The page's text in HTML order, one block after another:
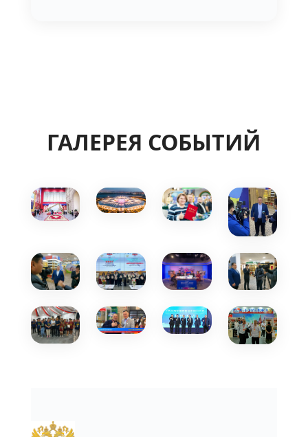
ГАЛЕРЕЯ СОБЫТИЙ